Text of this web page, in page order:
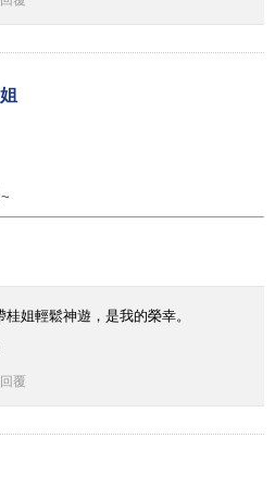
姐輕鬆神遊，是我的榮幸。
回覆